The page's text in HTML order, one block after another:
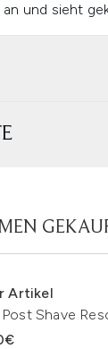
und sieht
Artikel
Post Shave